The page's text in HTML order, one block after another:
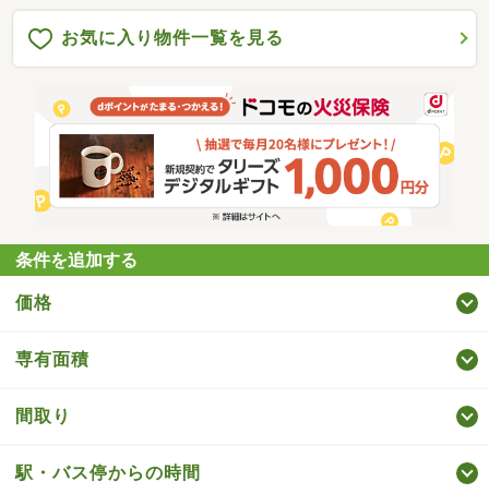
お気に入り物件一覧を見る
条件を追加する
価格
専有面積
間取り
駅・バス停からの時間